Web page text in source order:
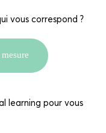
vous correspond ?
learning pour vous